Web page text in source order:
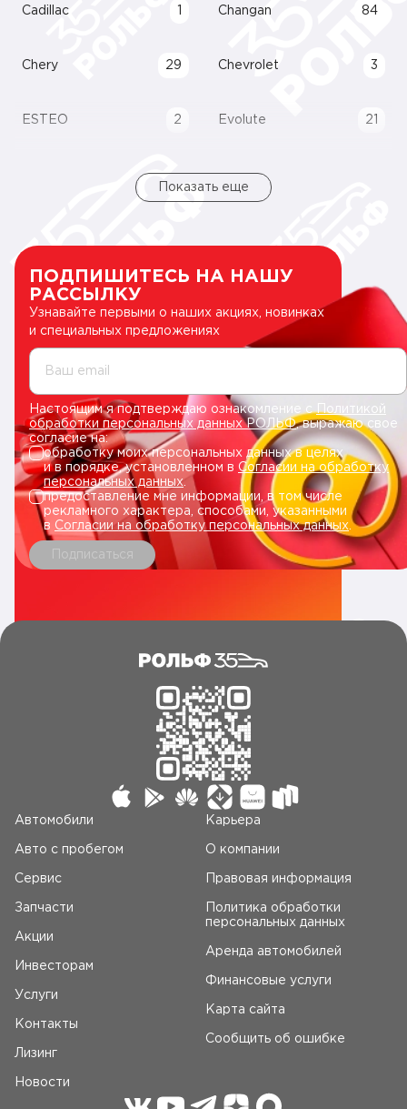
Cadillac Changan 84
Chery 29 Chevrolet 3
ESTEO 2 Evolute 21
Показать еще
ПОДПИШИТЕСЬ НА НАШУ
РАССЫЛКУ
Узнавайте первыми о наших акциях, новинках
и специальных предложениях
Ваш email
Настоящим я подтверждаю ознакомление сПолитикой
обработки персональных данных РОЛЬФ, выражаю свое
согласие на:
обработку моих персональных данных в целях
и в порядке, установленном в Согласии на обработку
персональных данных.
предоставление мне информации, в том числе
рекламного характера, способами, указанными
в Согласии на обработку персональных данных
Подписаться
Автомобили
Авто c пробегом
Сервис
Запчасти
Акции
Инвесторам
Услуги
Контакты
Лизинг
Новости
Карьера
О компании
Правовая информация
Политика обработки
персональных данных
Аренда автомобилей
Финансовые услуги
Карта сайта
Сообщить об ошибке